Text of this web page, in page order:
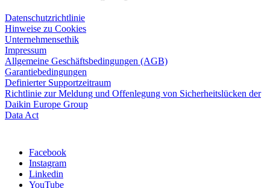
Datenschutzrichtlinie
Hinweise zu Cookies
Unternehmensethik
Impressum
Allgemeine Geschäftsbedingungen (AGB)
Garantiebedingungen
Definierter Supportzeitraum
Richtlinie zur Meldung und Offenlegung von Sicherheitslücken der
Daikin Europe Group
Data Act
Facebook
Instagram
Linkedin
YouTube